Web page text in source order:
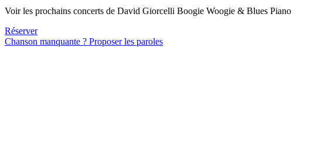
Voir les prochains concerts de David Giorcelli Boogie Woogie & Blues Piano
Réserver
Chanson manquante ? Proposer les paroles